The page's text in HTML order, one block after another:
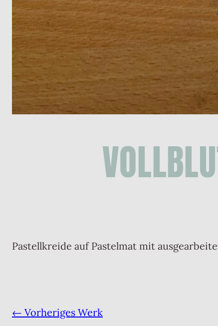
Pastellkreide auf Pastelmat mit
← Vorheriges Werk